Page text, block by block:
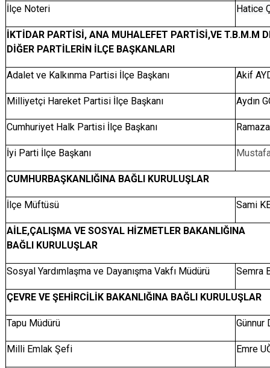
İlçe Noteri Hatice
İKTİDAR PARTİSİ, ANA MUHALEFET PARTİSİ,VE T.B.M.M
DİĞER PARTİLERİN İLÇE BAŞKANLARI
Adalet ve Kalkınma Partisi İlçe Başkanı Akif
Milliyetçi Hareket Partisi İlçe Başkanı Aydın
Cumhuriyet Halk Partisi İlçe Başkanı
İyi Parti İlçe Başkanı
CUMHURBAŞKANLIĞINA BAĞLI KURULUŞLAR
İlçe Müftüsü Sami
AİLE,ÇALIŞMA VE SOSYAL HİZMETLER BAKANLIĞINA
BAĞLI KURULUŞLAR
Sosyal Yardımlaşma ve Dayanışma Vakfı Müdürü Semra
ÇEVRE VE ŞEHİRCİLİK BAKANLIĞINA BAĞLI KURULUŞLAR
Tapu Müdürü Günnur
Milli Emlak Şefi Emre